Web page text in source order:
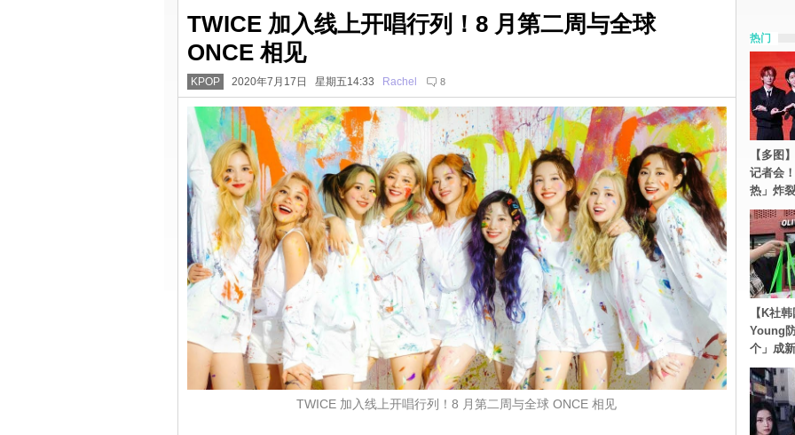
TWICE 加入线上开唱行列！8 月第二周与全球
ONCE 相见
KPOP 2020年7月17日 星期五14:33 Rachel 8
TWICE 加入线上开唱行列！8 月第二周与全球 ONCE 相见
热门
【多图
记者会
热」炸
【K社
Young
个」成